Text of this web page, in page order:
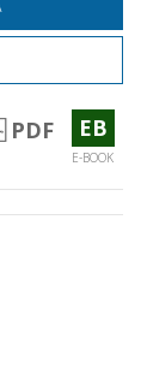
PDF EB
E-BOOK